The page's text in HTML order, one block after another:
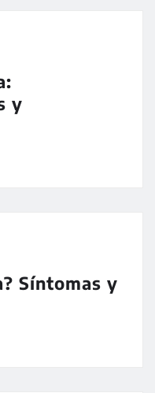
y
Síntomas y